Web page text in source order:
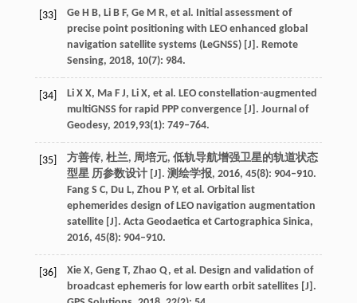
[33]
Ge H B, Li B F, Ge M R, et al. Initial assessment of
precise point positioning with LEO enhanced global
navigation satellite systems (LeGNSS) [J]. Remote
Sensing, 2018, 10(7): 984.
[34]
Li X X, Ma F J, Li X, et al. LEO constellation-augmented
multiGNSS for rapid PPP convergence [J]. Journal of
Geodesy, 2019,93(1): 749–764.
[35]
方善传, 杜兰, 周培元, 低轨导航增强卫星的轨道状态
型星 历参数设计 [J]. 测绘学报, 2016, 45(8): 904–910.
Fang S C, Du L, Zhou P Y, et al. Orbital list
ephemerides design of LEO navigation augmentation
satellite [J]. Acta Geodaetica et Cartographica Sinica,
2016, 45(8): 904–910.
[36]
Xie X, Geng T, Zhao Q, et al. Design and validation of
broadcast ephemeris for low earth orbit satellites [J].